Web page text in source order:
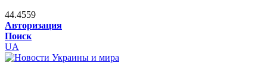
44.4559
Авторизация
Поиск
UA